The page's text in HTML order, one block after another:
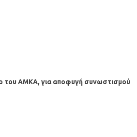
του ΑΜΚΑ, για αποφυγή συνωστισμού